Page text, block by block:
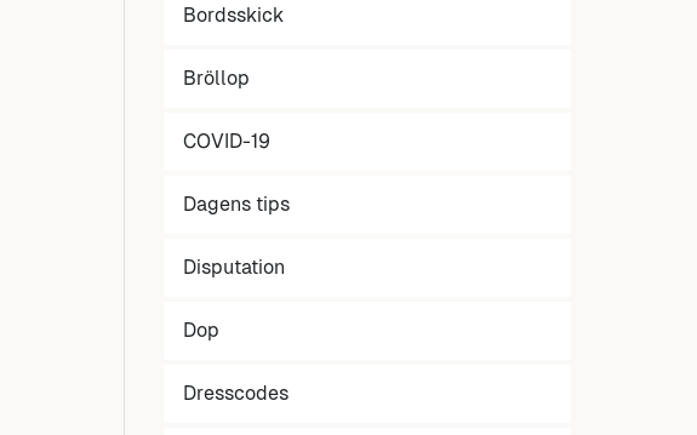
Bordsskick
Bröllop
COVID-19
Dagens tips
Disputation
Dop
Dresscodes